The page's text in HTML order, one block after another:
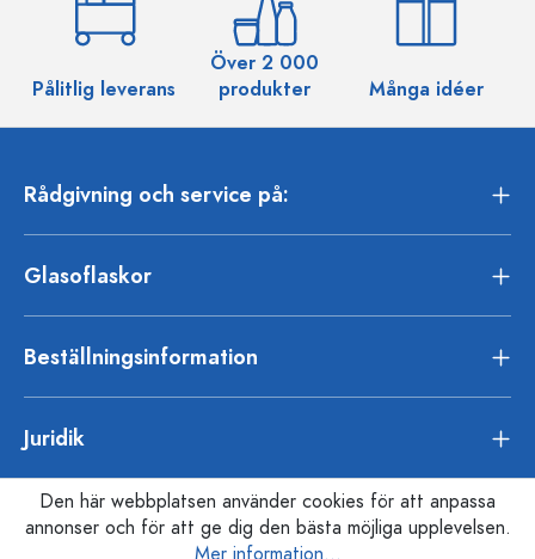
Pålitlig leverans
Över 2 000
produkter
Många idéer
Rådgivning och service på:
Glasoflaskor
Beställningsinformation
Juridik
Den här webbplatsen använder cookies för att anpassa
annonser och för att ge dig den bästa möjliga upplevelsen.